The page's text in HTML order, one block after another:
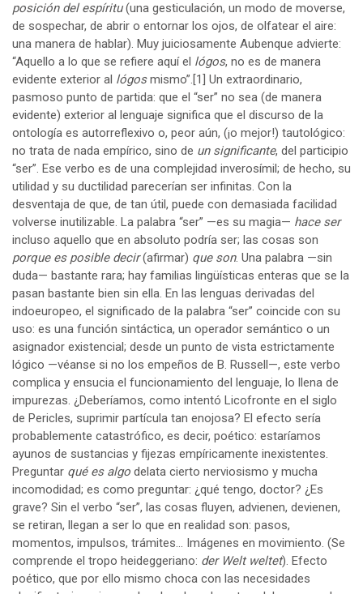
posición del espíritu(una gesticulación, un modo de moverse,
de sospechar, de abrir o entornar los ojos, de olfatear el aire:
una manera de hablar). Muy juiciosamente Aubenque advierte:
“Aquello a lo que se refiere aquí el lógos, no es de manera
evidente exterior al lógosmismo”.[1] Un extraordinario,
pasmoso punto de partida: que el “ser” no sea (de manera
evidente) exterior al lenguaje significa que el discurso de la
ontología es autorreflexivo o, peor aún, (¡o mejor!) tautológico:
no trata de nada empírico, sino de un significante, del participio
“ser”. Ese verbo es de una complejidad inverosímil; de hecho, su
utilidad y su ductilidad parecerían ser infinitas. Con la
desventaja de que, de tan útil, puede con demasiada facilidad
volverse inutilizable. La palabra “ser” —es su magia— hace ser
incluso aquello que en absoluto podría ser; las cosas son
porque es posible decir(afirmar) que son. Una palabra —sin
duda— bastante rara; hay familias lingüísticas enteras que se la
pasan bastante bien sin ella. En las lenguas derivadas del
indoeuropeo, el significado de la palabra “ser” coincide con su
uso: es una función sintáctica, un operador semántico o un
asignador existencial; desde un punto de vista estrictamente
lógico —véanse si no los empeños de B. Russell—, este verbo
complica y ensucia el funcionamiento del lenguaje, lo llena de
impurezas. ¿Deberíamos, como intentó Licofronte en el siglo
de Pericles, suprimir partícula tan enojosa? El efecto sería
probablemente catastrófico, es decir, poético: estaríamos
ayunos de sustancias y fijezas empíricamente inexistentes.
Preguntar qué es algo delata cierto nerviosismo y mucha
incomodidad; es como preguntar: ¿qué tengo, doctor? ¿Es
grave? Sin el verbo “ser”, las cosas fluyen, advienen, devienen,
se retiran, llegan a ser lo que en realidad son: pasos,
momentos, impulsos, trámites… Imágenes en movimiento. (Se
comprende el tropo heideggeriano: der Welt weltet). Efecto
poético, que por ello mismo choca con las necesidades